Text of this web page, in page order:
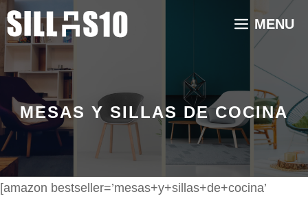
Saltar
al
contenido
MENU
MESAS Y SILLAS DE COCINA
[amazon bestseller=’mesas+y+sillas+de+cocina’